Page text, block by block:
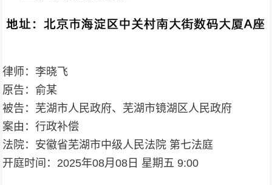
律师：李晓飞
原告：俞某
被告：芜湖市人民政府、芜湖市镜湖区人民政府
案由：行政补偿
法院：安徽省芜湖市中级人民法院 第七法庭
开庭时间：2025年08月08日 星期五 9:00